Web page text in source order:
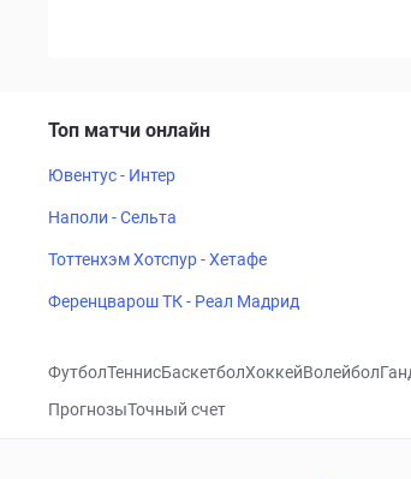
Топ матчи онлайн
Ювентус - Интер
Наполи - Сельта
Тоттенхэм Хотспур - Хетафе
Ференцварош ТК - Реал Мадрид
ФутболТеннисБаскетболХоккейВолейбол
ПрогнозыТочный счет